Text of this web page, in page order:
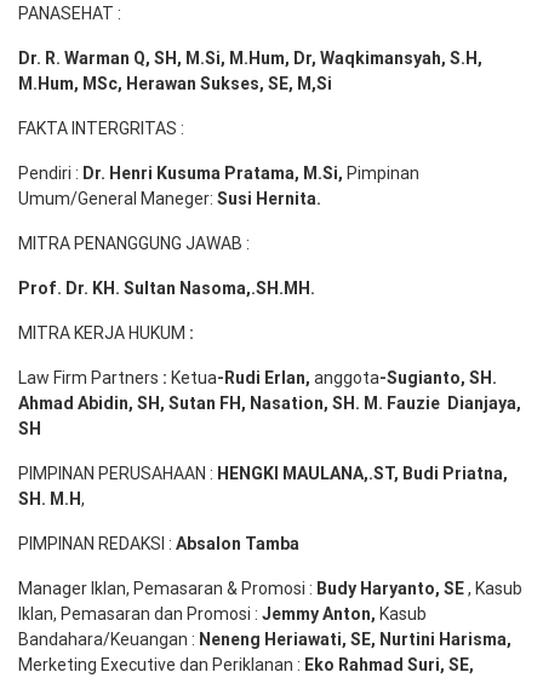
PANASEHAT :
Dr. R. Warman Q, SH, M.Si, M.Hum, Dr, Waqkimansyah, S.H,
M.Hum, MSc, Herawan Sukses, SE, M,Si
FAKTA INTERGRITAS :
Pendiri : Dr. Henri Kusuma Pratama, M.Si, Pimpinan
Umum/General Maneger: Susi Hernita.
MITRA PENANGGUNG JAWAB :
Prof. Dr. KH. Sultan Nasoma,.SH.MH.
MITRA KERJA HUKUM :
Law Firm Partners : Ketua-Rudi Erlan, anggota-Sugianto, SH.
Ahmad Abidin, SH, Sutan FH, Nasation, SH. M. Fauzie Dianjaya,
SH
PIMPINAN PERUSAHAAN : HENGKI MAULANA,.ST, Budi Priatna,
SH . M.H,
PIMPINAN REDAKSI : Absalon Tamba
Manager Iklan, Pemasaran & Promosi : Budy Haryanto, SE, Kasub
Iklan, Pemasaran dan Promosi : Jemmy Anton, Kasub
Bandahara/Keuangan : Neneng Heriawati, SE, Nurtini Harisma,
Merketing Executive dan Periklanan : Eko Rahmad Suri, SE,